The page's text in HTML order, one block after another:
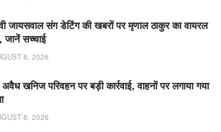
जायसवाल संग डेटिंग की खबरों पर मृणाल ठाकुर का वायरल
सच्चाई
8, 2026
अवैध खनिज परिवहन पर बड़ी कार्रवाई, वाहनों पर लगाया गया
8, 2026